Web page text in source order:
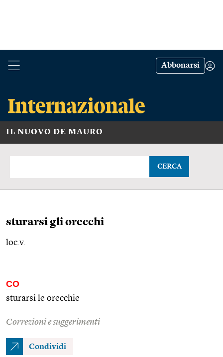
Abbonarsi
IL NUOVO DE MAURO
CERCA
sturarsi gli orecchi
loc.v.
CO
sturarsi le orecchie
Correzioni e suggerimenti
Condividi